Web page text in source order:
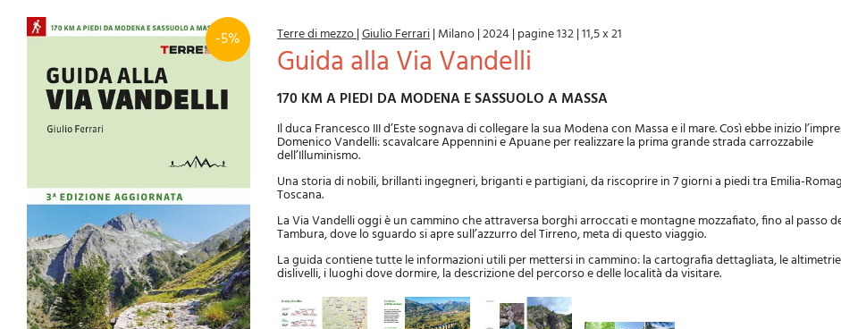
-5% Terre di mezzo|Giulio Ferrari| Milano|2024| pagine 132|11,5 x 21
Guida alla Via Vandelli
170 KM A PIEDI DA MODENA E SASSUOLO A MASSA
Il duca Francesco III d’Este sognava di collegare la sua Modena con Massa e il mare. Così ebbe inizio
Domenico Vandelli: scavalcare Appennini e Apuane per realizzare la prima grande strada carrozzabile
dell’Illuminismo.
Una storia di nobili, brillanti ingegneri, briganti e partigiani, da riscoprire in 7 giorni a piedi tra Emilia-
Toscana.
La Via Vandelli oggi è un cammino che attraversa borghi arroccati e montagne mozzafiato, fino al passo
Tambura, dove lo sguardo si apre sull’azzurro del Tirreno, meta di questo viaggio.
La guida contiene tutte le informazioni utili per mettersi in cammino: la cartografia dettagliata, le
dislivelli, i luoghi dove dormire, la descrizione del percorso e delle località da visitare.